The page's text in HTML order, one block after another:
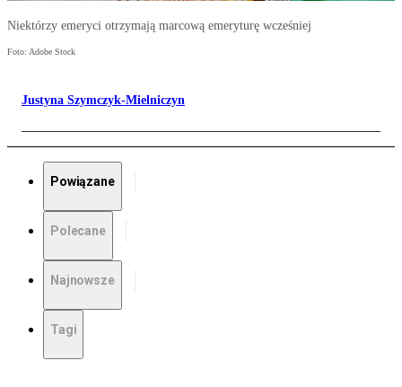
Niektórzy emeryci otrzymają marcową emeryturę wcześniej
Foto: Adobe Stock
Justyna Szymczyk-Mielniczyn
Powiązane
Polecane
Najnowsze
Tagi